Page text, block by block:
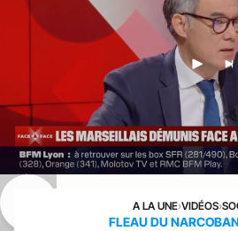
A LA UNE›VIDÉOS›
FLEAU DU